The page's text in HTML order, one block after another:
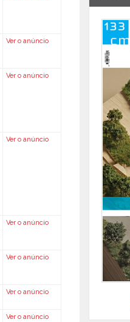
Ver o anúncio
Ver o anúncio
Ver o anúncio
Ver o anúncio
Ver o anúncio
Ver o anúncio
Ver o anúncio